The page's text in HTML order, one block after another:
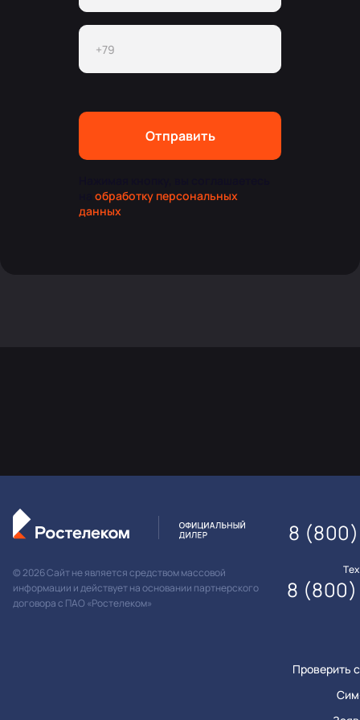
Отправить
обработку персональных
данных
© 2026 Сайт не является средством массовой
информации и действует на основании партнерского
договора с ПАО «Ростелеком»
Проверить
8
8